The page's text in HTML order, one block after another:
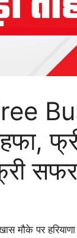
सफर
मौके पर